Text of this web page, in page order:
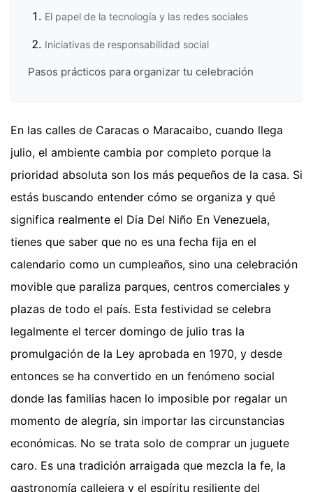
El papel de la tecnología y las redes sociales
Iniciativas de responsabilidad social
Pasos prácticos para organizar tu celebración
En las calles de Caracas o Maracaibo, cuando llega
julio, el ambiente cambia por completo porque la
prioridad absoluta son los más pequeños de la casa. Si
estás buscando entender cómo se organiza y qué
significa realmente el Dia Del Niño En Venezuela,
tienes que saber que no es una fecha fija en el
calendario como un cumpleaños, sino una celebración
movible que paraliza parques, centros comerciales y
plazas de todo el país. Esta festividad se celebra
legalmente el tercer domingo de julio tras la
promulgación de la Ley aprobada en 1970, y desde
entonces se ha convertido en un fenómeno social
donde las familias hacen lo imposible por regalar un
momento de alegría, sin importar las circunstancias
económicas. No se trata solo de comprar un juguete
caro. Es una tradición arraigada que mezcla la fe, la
gastronomía callejera y el espíritu resiliente del